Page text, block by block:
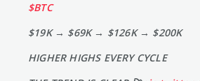
$BTC
$19K → $69K → $126K → $200K
HIGHER HIGHS EVERY CYCLE